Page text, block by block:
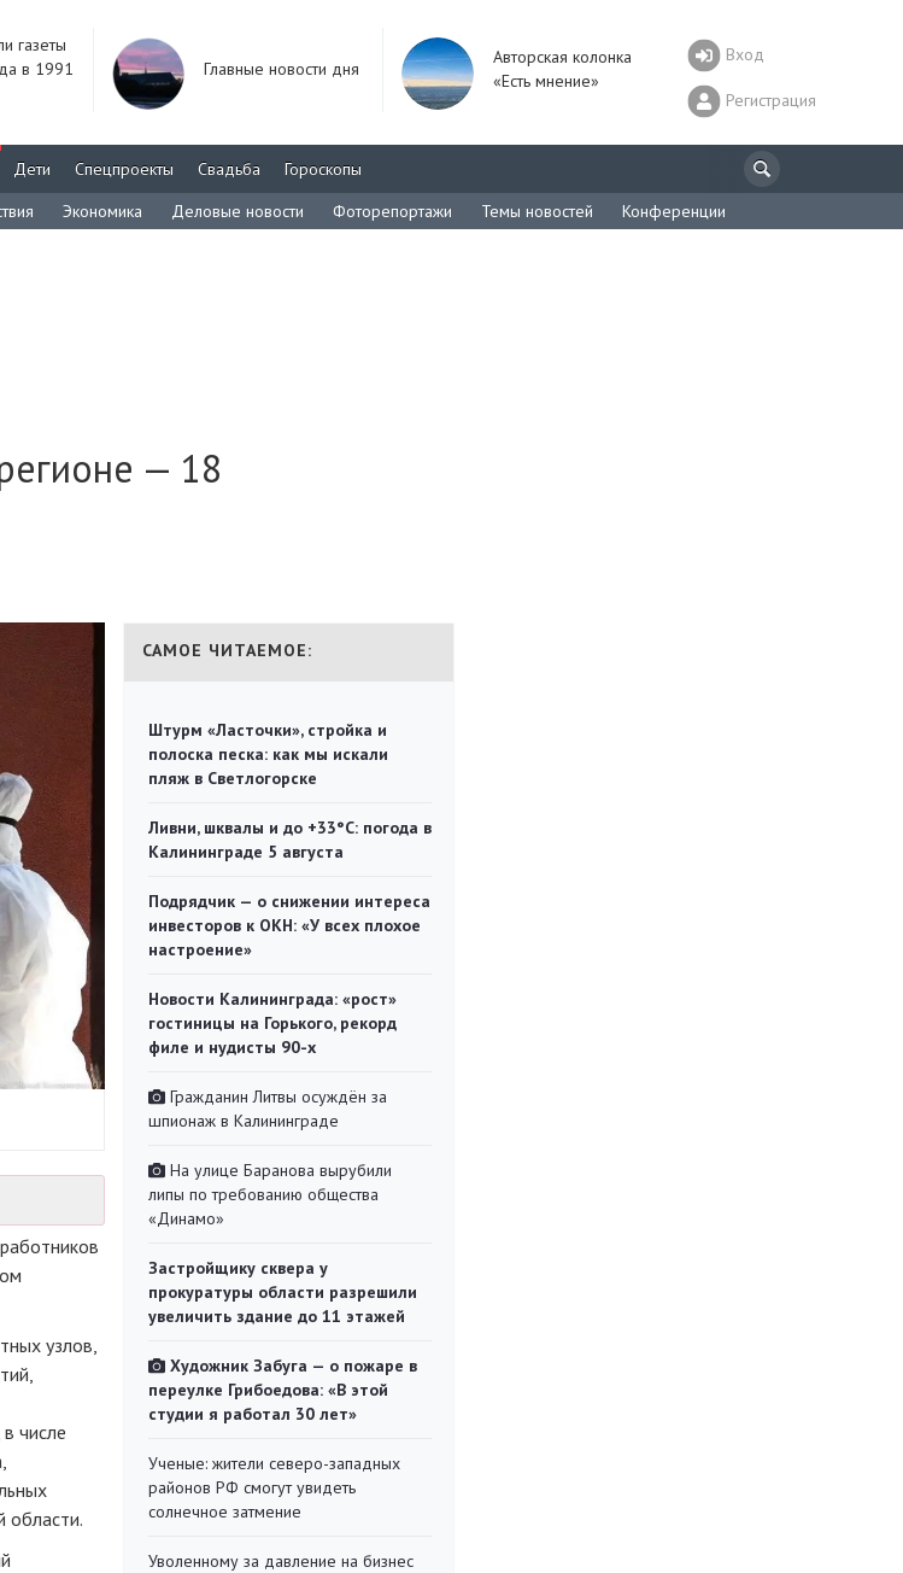
газеты
в 1991
Главные новости дня
Авторская колонка
«Есть мнение»
Вход
Регистрация
Дети Спецпроекты Свадьба
Гороскопы
Экономика Деловые новости Фоторепортажи Темы новостей Конференции
— 18
узлов,
числе
области.
САМОЕ ЧИТАЕМОЕ:
Штурм «Ласточки», стройка и
полоска песка: как мы искали
пляж в Светлогорске
Ливни, шквалы и до +33°С: погода в
Калининграде 5 августа
Подрядчик — о снижении интереса
инвесторов к ОКН: «У всех плохое
настроение»
Новости Калининграда: «рост»
гостиницы на Горького, рекорд
филе и нудисты 90-х
Гражданин Литвы осуждён за
шпионаж в Калининграде
На улице Баранова вырубили
липы по требованию общества
«Динамо»
Застройщику сквера у
прокуратуры области разрешили
увеличить здание до 11 этажей
Художник Забуга — о пожаре в
переулке Грибоедова: «В этой
студии я работал 30 лет»
Ученые: жители северо-западных
районов РФ смогут увидеть
солнечное затмение
Уволенному за давление на бизнес